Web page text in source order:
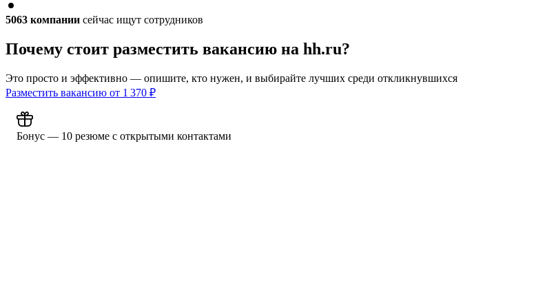
5063 компании сейчас ищут сотрудников
Почему стоит разместить вакансию на hh.ru?
Это просто и эффективно — опишите, кто нужен, и выбирайте лучших среди откликнувшихся
Разместить вакансию от 1 370 ₽
Бонус — 10 резюме с открытыми контактами